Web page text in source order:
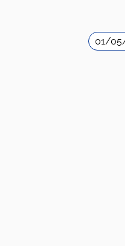
01/